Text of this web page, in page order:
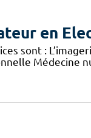
en
sont :
Médecine